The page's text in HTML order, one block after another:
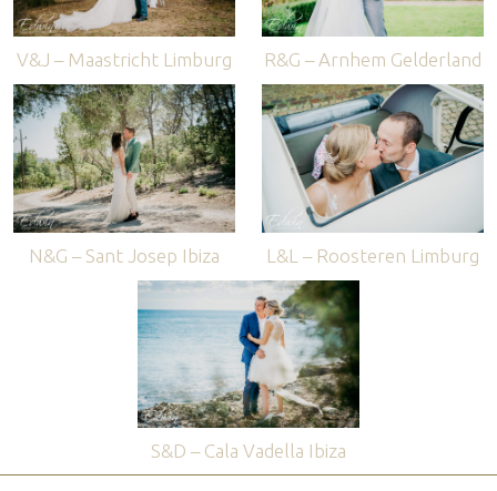
V&J – Maastricht Limburg R&G – Arnhem Gelderland
N&G – Sant Josep Ibiza L&L – Roosteren Limburg
S&D – Cala Vadella Ibiza